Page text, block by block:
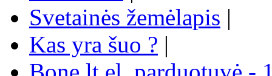
Svetainės žemėlapis |
Kas yra šuo ? |